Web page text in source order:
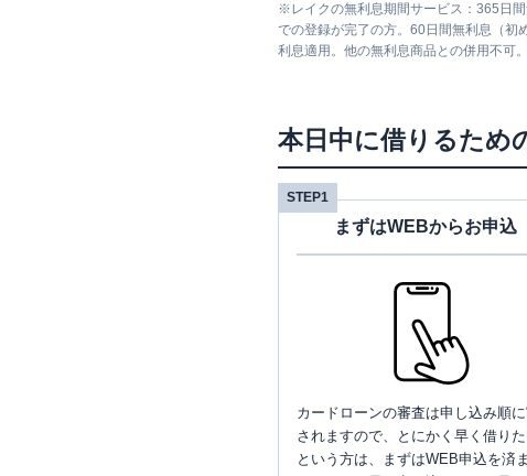
※ レイクの無利息期間サービス：365日
での登録が完了の方。60日間無利息（初
利息適用。他の無利息商品との併用不可。
本日中に借りるため
STEP1
まずはWEBからお申込
カードローンの審査は申し込み順
されますので、とにかく早く借り
という方は、まずはWEB申込を済